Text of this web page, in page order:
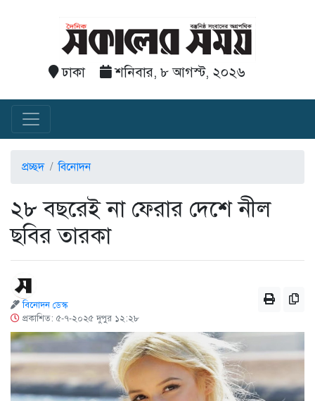
ঢাকা শনিবার, ৮ আগস্ট, ২০২৬
প্রচ্ছদ বিনোদন
২৮ বছরেই না ফেরার দেশে নীল
ছবির তারকা
বিনোদন ডেস্ক
প্রকাশিত: ৫-৭-২০২৫ দুপুর ১২:২৮